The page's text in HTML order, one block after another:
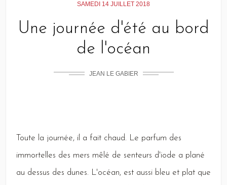
SAMEDI 14 JUILLET 2018
Une journée d'été au bord
de l'océan
JEAN LE GABIER
Toute la journée, il a fait chaud. Le parfum des
immortelles des mers mêlé de senteurs d'iode a plané
au dessus des dunes. L'océan, est aussi bleu et plat que